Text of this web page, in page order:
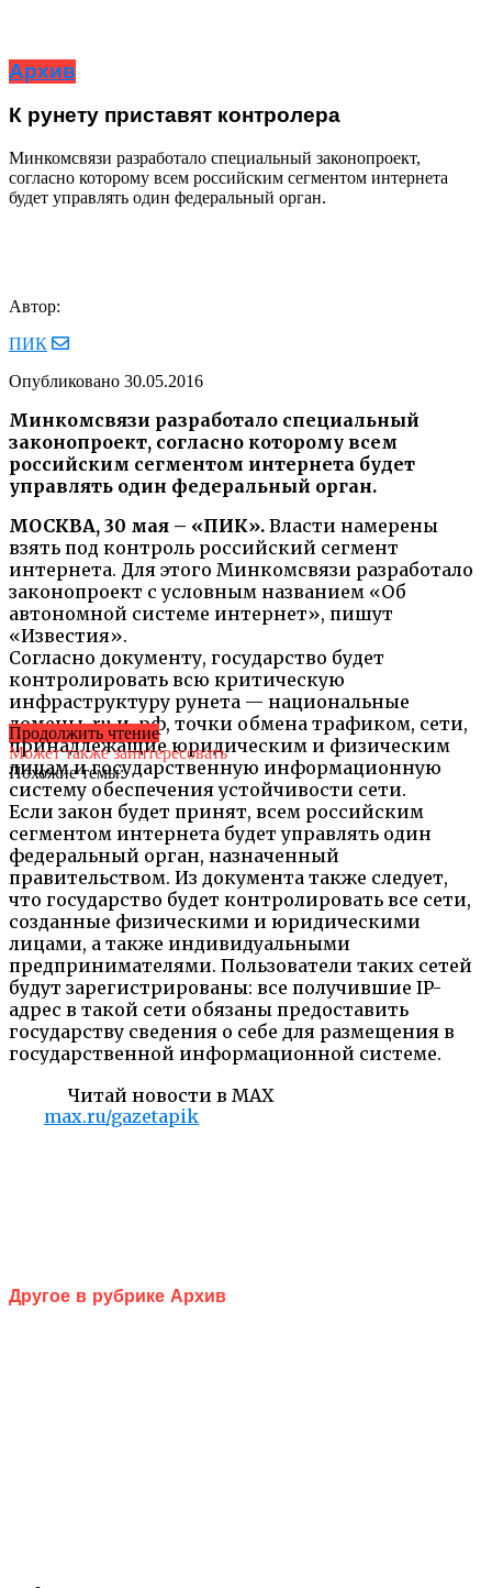
Архив
К рунету приставят контролера
Минкомсвязи разработало специальный законопроект,
согласно которому всем российским сегментом интернета
будет управлять один федеральный орган.
Автор:
ПИК
Опубликовано 30.05.2016
Минкомсвязи разработало специальный
законопроект, согласно которому всем
российским сегментом интернета будет
управлять один федеральный орган.
МОСКВА, 30 мая – «ПИК». Власти намерены
взять под контроль российский сегмент
интернета. Для этого Минкомсвязи разработало
законопроект с условным названием «Об
автономной системе интернет», пишут
«Известия».
Согласно документу, государство будет
контролировать всю критическую
инфраструктуру рунета — национальные
домены .ru и .рф, точки обмена трафиком, сети,
принадлежащие юридическим и физическим
лицам и государственную информационную
систему обеспечения устойчивости сети.
Если закон будет принят, всем российским
сегментом интернета будет управлять один
федеральный орган, назначенный
правительством. Из документа также следует,
что государство будет контролировать все сети,
созданные физическими и юридическими
лицами, а также индивидуальными
предпринимателями. Пользователи таких сетей
будут зарегистрированы: все получившие IP-
адрес в такой сети обязаны предоставить
государству сведения о себе для размещения в
государственной информационной системе.
Читай новости в MAX
max.ru/gazetapik
Продолжить чтение
Может также заинтересовать
Похожие темы:
Другое в рубрике Архив